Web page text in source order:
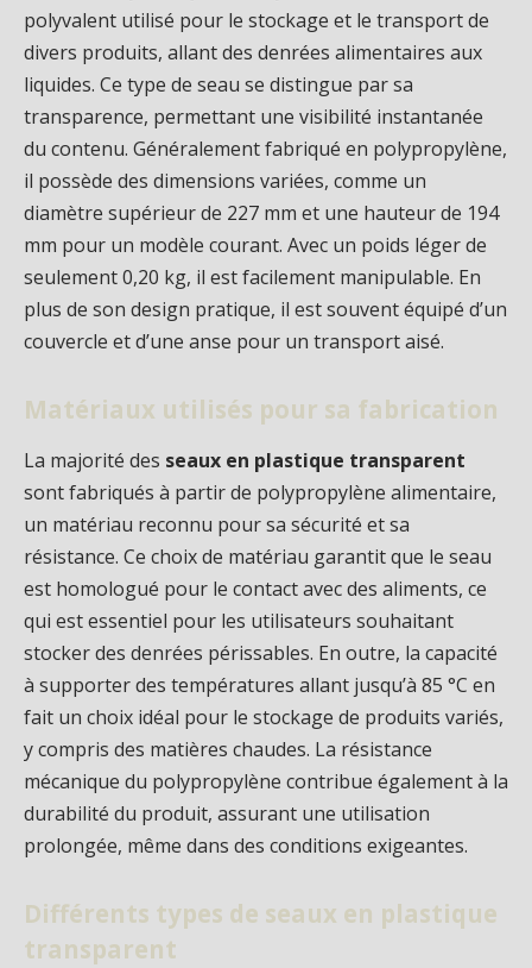
polyvalent utilisé pour le stockage et le transport de
divers produits, allant des denrées alimentaires aux
liquides. Ce type de seau se distingue par sa
transparence, permettant une visibilité instantanée
du contenu. Généralement fabriqué en polypropylène,
il possède des dimensions variées, comme un
diamètre supérieur de 227 mm et une hauteur de 194
mm pour un modèle courant. Avec un poids léger de
seulement 0,20 kg, il est facilement manipulable. En
plus de son design pratique, il est souvent équipé d’un
couvercle et d’une anse pour un transport aisé.
Matériaux utilisés pour sa fabrication
La majorité des seaux en plastique transparent
sont fabriqués à partir de polypropylène alimentaire,
un matériau reconnu pour sa sécurité et sa
résistance. Ce choix de matériau garantit que le seau
est homologué pour le contact avec des aliments, ce
qui est essentiel pour les utilisateurs souhaitant
stocker des denrées périssables. En outre, la capacité
à supporter des températures allant jusqu’à 85 °C en
fait un choix idéal pour le stockage de produits variés,
y compris des matières chaudes. La résistance
mécanique du polypropylène contribue également à la
durabilité du produit, assurant une utilisation
prolongée, même dans des conditions exigeantes.
Différents types de seaux en plastique
transparent